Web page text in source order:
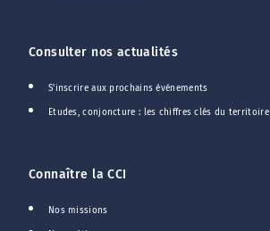
Consulter nos actualités
S'inscrire aux prochains événements
Etudes, conjoncture : les chiffres clés du territoire
Connaître la CCI
Nos missions